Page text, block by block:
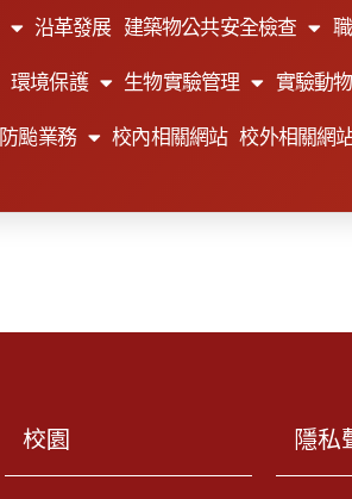
沿革發展 建築物公共安全檢查
環境保護 生物實驗管理 實驗動
防颱業務 校內相關網站 校外相關網
校園 隱私